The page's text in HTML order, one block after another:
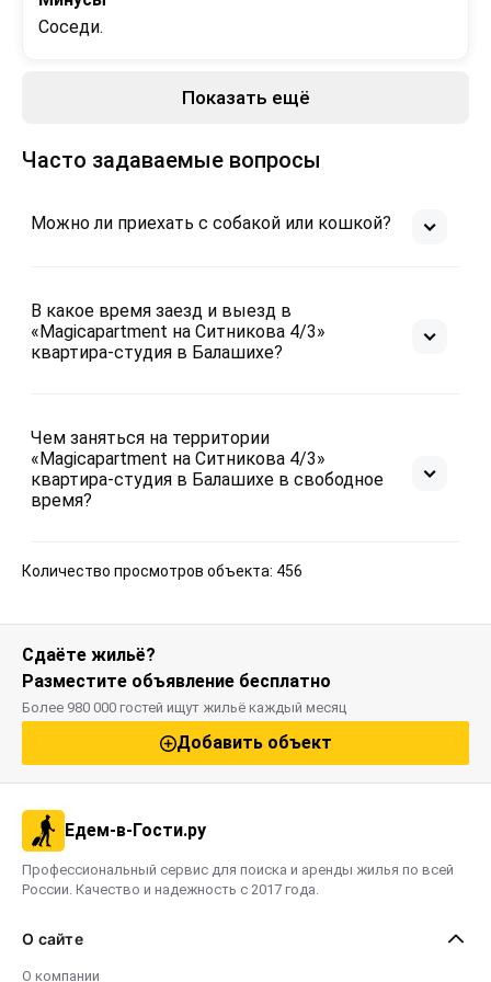
Соседи.
Показать ещё
Часто задаваемые вопросы
Можно ли приехать с собакой или кошкой?
В какое время заезд и выезд в
«Magicapartment на Ситникова 4/3»
квартира-студия в Балашихе?
Чем заняться на территории
«Magicapartment на Ситникова 4/3»
квартира-студия в Балашихе в свободное
время?
Количество просмотров объекта: 456
Сдаёте жильё?
Разместите объявление бесплатно
Более 980 000 гостей ищут жильё каждый месяц
Добавить объект
Едем-в-Гости.ру
Профессиональный сервис для поиска и аренды жилья по всей
России. Качество и надежность с 2017 года.
О сайте
О компании